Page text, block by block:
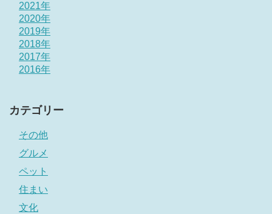
2021年
2020年
2019年
2018年
2017年
2016年
カテゴリー
その他
グルメ
ペット
住まい
文化